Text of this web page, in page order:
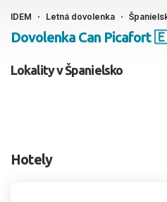
Ako cestujete?
2 dospelí, 0 deti
IDEM Letná dovolenka
Dovolenka Can Picafort
Lokality v Španielsko
Hotely